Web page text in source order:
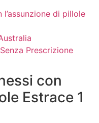
di pillole
Prescrizione
con
Estrace 1